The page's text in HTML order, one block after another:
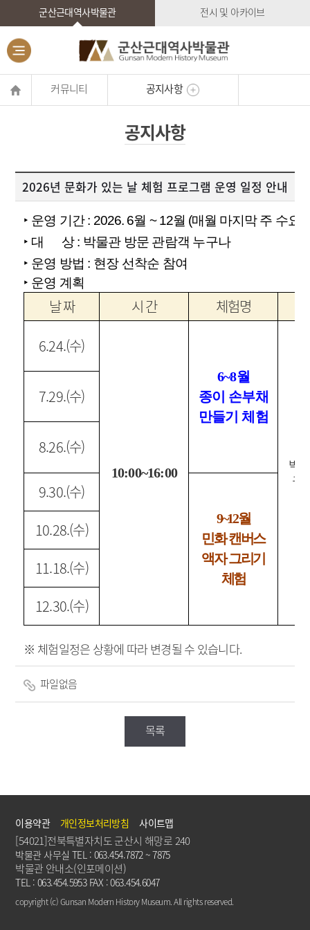
군산근대역사박물관 전시 및 아카이브
커뮤니티 공지사항
공지사항
2026년 문화가 있는 날 체험 프로그램 운영 일정 안내
‣ 운영 기간 : 2026. 6월 ~ 12월 (매월 마지막 주 수요
‣ 대 상 : 박물관 방문 관람객 누구나
‣ 운영 방법 : 현장 선착순 참여
‣ 운영 계획
날 짜 시 간
체험명
6.24.(수)
10:00~16:00
6~8월
종이 손부채
만들기 체험
박
규
7.29.(수)
8.26.(수)
9.30.(수)
9~12월
민화 캔버스
액자 그리기
체험
10.28.(수)
11.18.(수)
12.30.(수)
※ 체험일정은 상황에 따라 변경될 수 있습니다.
파일없음
목록
이용약관 개인정보처리방침 사이트맵
[54021]전북특별자치도 군산시 해망로 240
박물관 사무실 TEL : 063.454.7872 ~ 7875
박물관 안내소(인포메이션)
TEL : 063.454.5953 FAX : 063.454.6047
copyright (c) Gunsan Modern History Museum. All rights reserved.